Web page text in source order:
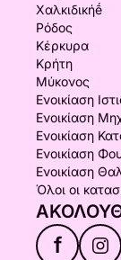
Χαλκιδικήḗ
Ρόδος
Κέρκυρα
Κρήτη
Μύκονος
Ενοικίαση
Ενοικίαση
Ενοικίαση
Ενοικίαση
Ενοικίαση
Όλοι οι
f